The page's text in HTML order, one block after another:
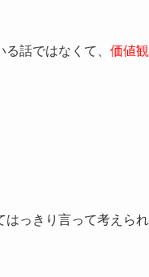
話ではなくて、 価値
っきり言って考えら